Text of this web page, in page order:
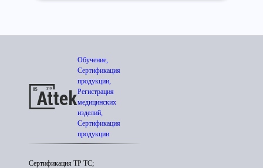
Обучение,
Сертификация
продукции,
Регистрация
медицинских
изделий,
Сертификация
продукции
Сертификация ТР ТС;